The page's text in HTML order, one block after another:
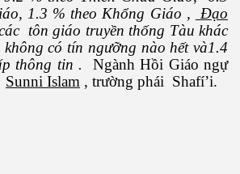
1.3 % theo Khổng Giáo ,
Đạo
tôn giáo truyền thống Tàu khác
có tín ngưỡng nào hết và1.4
thông tin .
Ngành Hồi Giáo ngự
Sunni Islam , trường phái Shafí’i.